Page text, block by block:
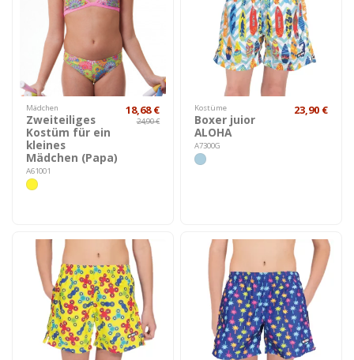
Mädchen
Zweiteiliges
Kostüm für ein
kleines
Mädchen (Papa)
A61001
18,68 €
24,90 €
Kostüme
Boxer juior
ALOHA
A7300G
23,90 €